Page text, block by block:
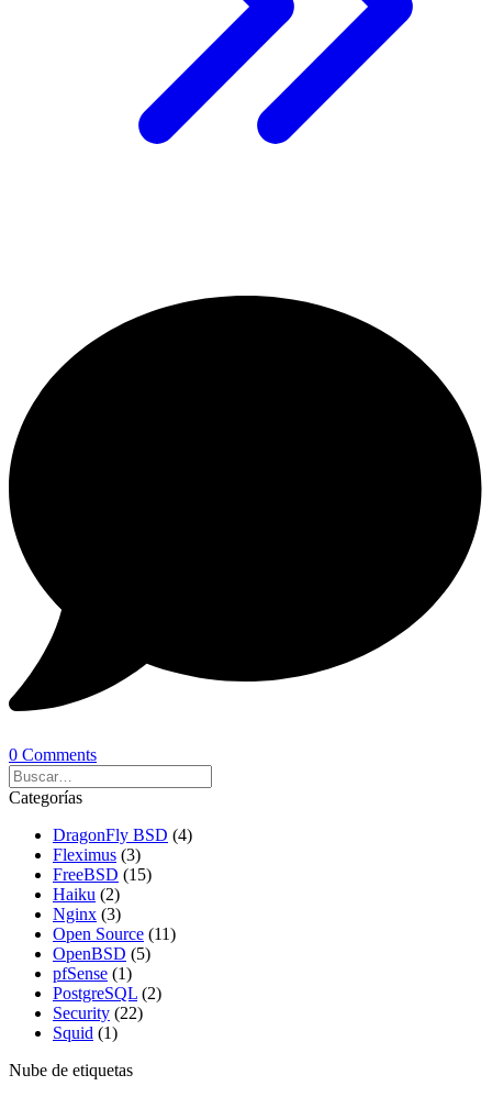
0 Comments
Categorías
DragonFly BSD (4)
Fleximus (3)
FreeBSD (15)
Haiku (2)
Nginx (3)
Open Source (11)
OpenBSD (5)
pfSense (1)
PostgreSQL (2)
Security (22)
Squid (1)
Nube de etiquetas